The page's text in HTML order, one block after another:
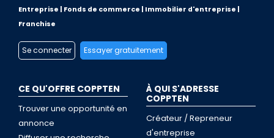
Entreprise | Fonds de commerce | Immobilier d'entreprise |
Franchise
Se connecter Essayer gratuitement
CE QU'OFFRE COPPTEN
Trouver une opportunité en
annonce
À QUI S'ADRESSE
COPPTEN
Créateur / Repreneur
d'entreprise